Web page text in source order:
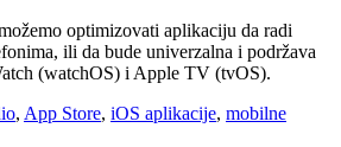
optimizovati aplikaciju da radi
ili da bude univerzalna i podržava
(watchOS) i Apple TV (tvOS).
, App Store, iOS aplikacije, mobilne